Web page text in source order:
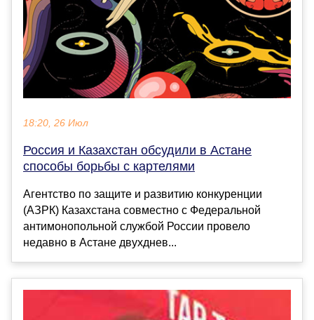
18:20, 26 Июл
Россия и Казахстан обсудили в Астане
способы борьбы с картелями
Агентство по защите и развитию конкуренции
(АЗРК) Казахстана совместно с Федеральной
антимонопольной службой России провело
недавно в Астане двухднев...